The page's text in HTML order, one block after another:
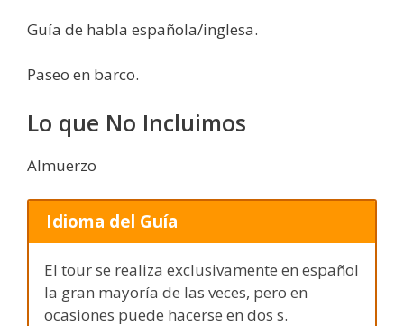
Guía de habla española/inglesa.
Paseo en barco.
Lo que No Incluimos
Almuerzo
Idioma del Guía
El tour se realiza exclusivamente en español
la gran mayoría de las veces, pero en
ocasiones puede hacerse en dos s.